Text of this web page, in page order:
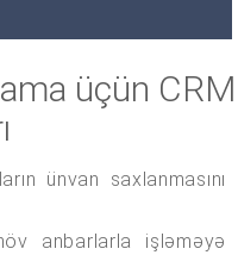
üçün CRM
ünvan saxlanmasını
anbarlarla işləməyə